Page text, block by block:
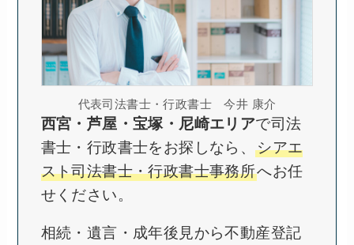
代表司法書士・行政書士 今井 康介
西宮・芦屋・宝塚・尼崎エリアで司法
書士・行政書士をお探しなら、シアエ
スト司法書士・行政書士事務所へお任
せください。
相続・遺言・成年後見から不動産登記